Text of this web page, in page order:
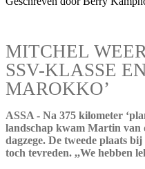
MITCHEL
SSV-KLASSE
MAROKKO’
ASSA - Na 375 kilometer
landschap kwam Martin van
dagzege. De tweede plaats
toch tevreden. ,,We hebben